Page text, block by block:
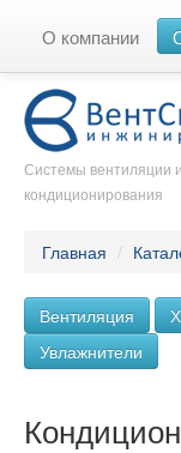
О компании
Системы вентиляции и
кондиционирования
Главная /
Вентиляция
Увлажнители